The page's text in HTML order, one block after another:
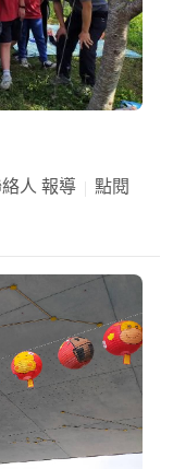
人 報導
點閱